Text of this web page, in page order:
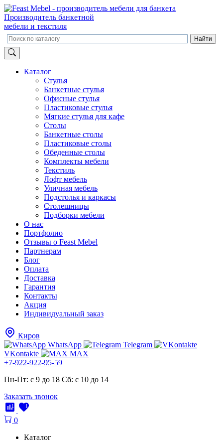
Производитель банкетной
мебели и текстиля
Каталог
Стулья
Банкетные стулья
Офисные стулья
Пластиковые стулья
Мягкие стулья для кафе
Столы
Банкетные столы
Пластиковые столы
Обеденные столы
Комплекты мебели
Текстиль
Лофт мебель
Уличная мебель
Подстолья и каркасы
Столешницы
Подборки мебели
О нас
Портфолио
Отзывы о Feast Mebel
Партнерам
Блог
Оплата
Доставка
Гарантия
Контакты
Акция
Индивидуальный заказ
Киров
WhatsApp
Telegram
VKontakte
MAX
+7-922-922-95-59
Пн-Пт: с 9 до 18 Cб: с 10 до 14
Заказать звонок
1 1
0
Каталог